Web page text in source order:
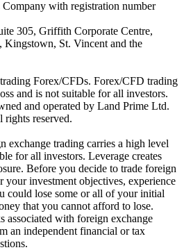
Company with registration number
305, Griffith Corporate Centre,
Kingstown, St. Vincent and the
Forex/CFDs. Forex/CFD trading
and is not suitable for all investors.
and operated by Land Prime Ltd.
reserved.
exchange trading carries a high level
for all investors. Leverage creates
Before you decide to trade foreign
your investment objectives, experience
could lose some or all of your initial
that you cannot afford to lose.
associated with foreign exchange
an independent financial or tax